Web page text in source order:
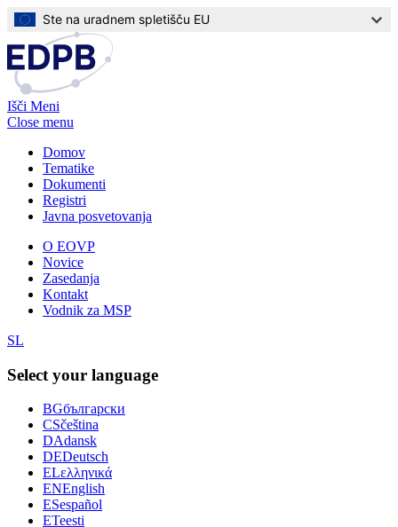
Skip
to
main
content
Ste na uradnem spletišču EU
Išči Meni
Close menu
Main
navigation
Domov
Tematike
Dokumenti
Registri
Javna posvetovanja
Top
navigation
O EOVP
Novice
Zasedanja
Kontakt
Vodnik za MSP
SL
Select your language
BGбългарски
CSčeština
DAdansk
DEDeutsch
ELελληνικά
ENEnglish
ESespañol
ETeesti